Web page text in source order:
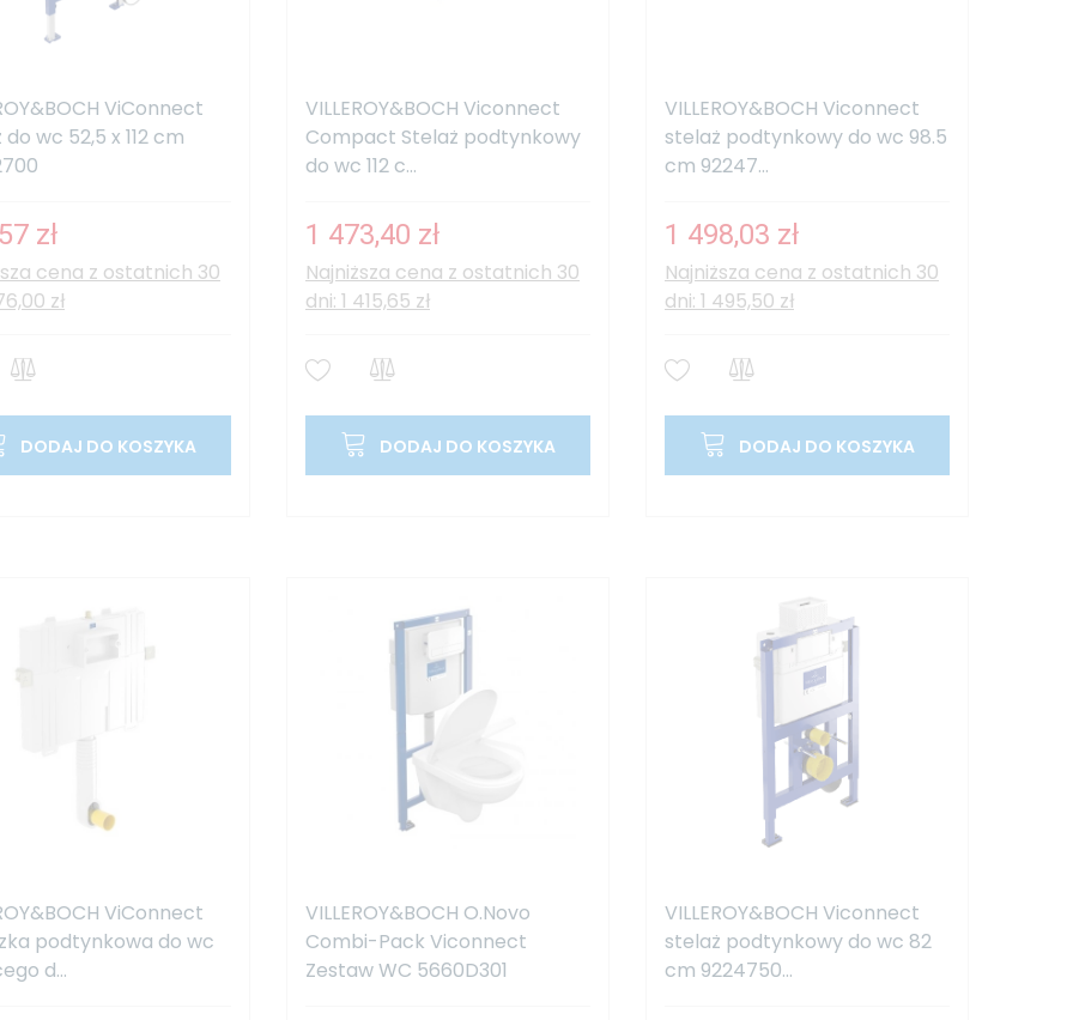
ViConnect
wc 52,5 x 112 cm
zł
cena z ostatnich 30
zł
DODAJ DO KOSZYKA
VILLEROY&BOCH Viconnect
Compact Stelaż podtynkowy
do wc 112 c...
1 473,40 zł
Najniższa cena z ostatnich 30
dni: 1 415,65 zł
DODAJ DO KOSZYKA
VILLEROY&BOCH Viconnect
stelaż podtynkowy do wc 98.5
cm 92247...
1 498,03 zł
Najniższa cena z ostatnich 30
dni: 1 495,50 zł
DODAJ DO KOSZYKA
ViConnect
podtynkowa do wc
d...
VILLEROY&BOCH O.Novo
Combi-Pack Viconnect
Zestaw WC 5660D301
VILLEROY&BOCH Viconnect
stelaż podtynkowy do wc 82
cm 9224750...